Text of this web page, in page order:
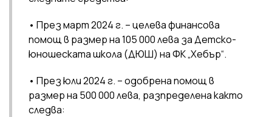
• През март 2024 г. – целева финансова
помощ в размер на 105 000 лева за Детско-
юношеската школа (ДЮШ) на ФК „Хебър“.
• През юли 2024 г. – одобрена помощ в
размер на 500 000 лева, разпределена както
следва: